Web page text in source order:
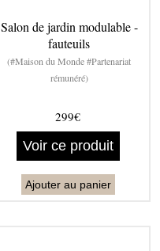
Salon de jardin modulable -
fauteuils
(#Maison du Monde #Partenariat
rémunéré)
299€
Voir ce produit
Ajouter au panier